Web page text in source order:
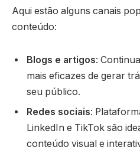
Aqui estão alguns canais
conteúdo:
Blogs e artigos:
mais eficazes de gerar
seu público.
Redes sociais:
LinkedIn e TikTok são
conteúdo visual e